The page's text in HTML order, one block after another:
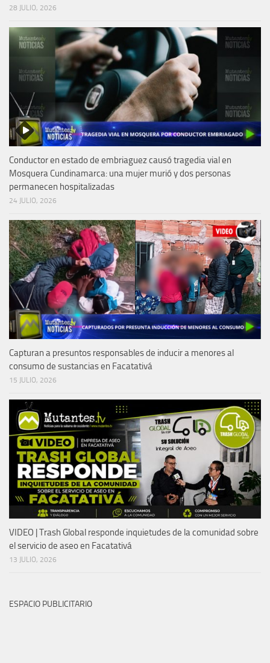
28 JULIO, 2026
Conductor en estado de embriaguez causó tragedia vial en
Mosquera Cundinamarca: una mujer murió y dos personas
permanecen hospitalizadas
24 JULIO, 2026
Capturan a presuntos responsables de inducir a menores al
consumo de sustancias en Facatativá
15 JULIO, 2026
VIDEO | Trash Global responde inquietudes de la comunidad sobre
el servicio de aseo en Facatativá
13 JULIO, 2026
ESPACIO PUBLICITARIO